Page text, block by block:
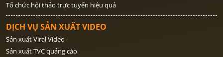
Tổ chức hội thảo trực tuyến hiệu quả
DỊCH VỤ SẢN XUẤT VIDEO
Sản xuất Viral Video
Sản xuất TVC quảng cáo